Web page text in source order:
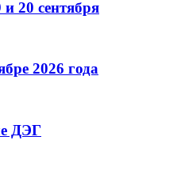
20 сентября
2026 года
ДЭГ